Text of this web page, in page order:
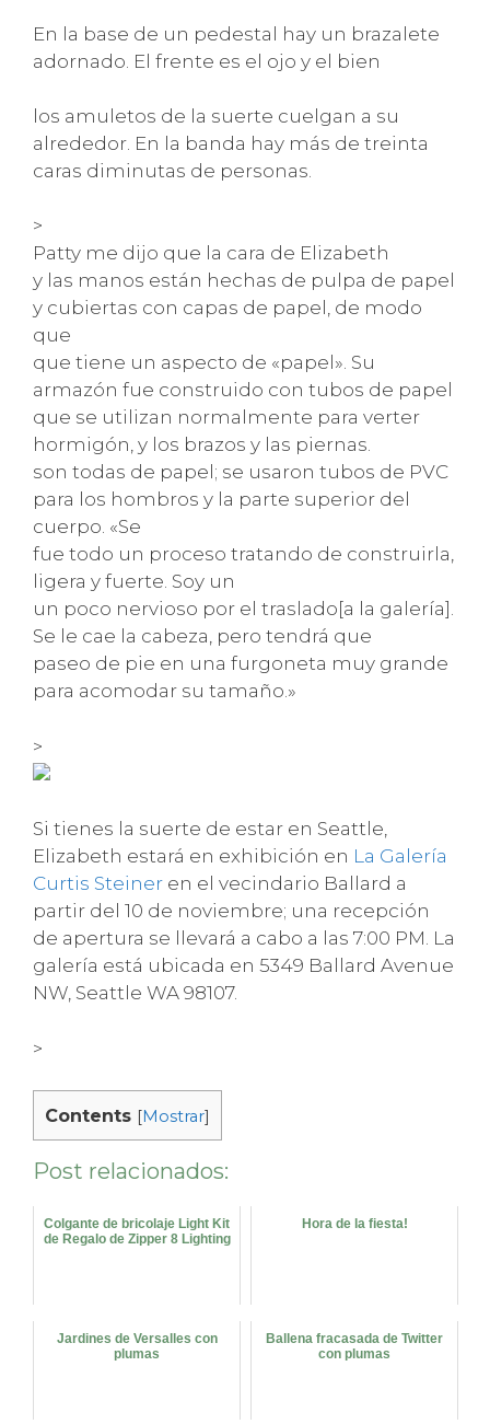
En la base de un pedestal hay un brazalete
adornado. El frente es el ojo y el bien
los amuletos de la suerte cuelgan a su
alrededor. En la banda hay más de treinta
caras diminutas de personas.
>
Patty me dijo que la cara de Elizabeth
y las manos están hechas de pulpa de papel
y cubiertas con capas de papel, de modo
que
que tiene un aspecto de «papel». Su
armazón fue construido con tubos de papel
que se utilizan normalmente para verter
hormigón, y los brazos y las piernas.
son todas de papel; se usaron tubos de PVC
para los hombros y la parte superior del
cuerpo. «Se
fue todo un proceso tratando de construirla,
ligera y fuerte. Soy un
un poco nervioso por el traslado[a la galería].
Se le cae la cabeza, pero tendrá que
paseo de pie en una furgoneta muy grande
para acomodar su tamaño.»
>
Si tienes la suerte de estar en Seattle,
Elizabeth estará en exhibición en La Galería
Curtis Steiner en el vecindario Ballard a
partir del 10 de noviembre; una recepción
de apertura se llevará a cabo a las 7:00 PM. La
galería está ubicada en 5349 Ballard Avenue
NW, Seattle WA 98107.
>
Contents [Mostrar]
Post relacionados:
Colgante de bricolaje Light Kit
de Regalo de Zipper 8 Lighting
Hora de la fiesta!
Jardines de Versalles con
plumas
Ballena fracasada de Twitter
con plumas